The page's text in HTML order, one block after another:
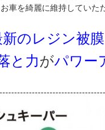
車を綺麗に維持していた
新のレジン被膜
と力がパワー